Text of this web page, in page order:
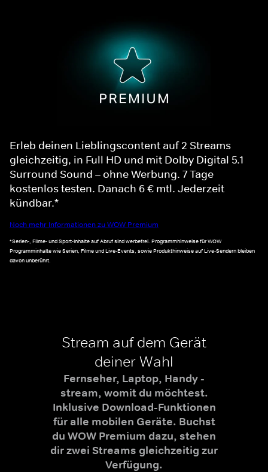
Erleb deinen Lieblingscontent auf 2 Streams
gleichzeitig, in Full HD und mit Dolby Digital 5.1
Surround Sound – ohne Werbung. 7 Tage
kostenlos testen. Danach 6 € mtl. Jederzeit
kündbar.*
Noch mehr Informationen zu WOW Premium
*Serien-, Filme- und Sport-Inhalte auf Abruf sind werbefrei. Programmhinweise für WOW
Programminhalte wie Serien, Filme und Live-Events, sowie Produkthinweise auf Live-Sendern bleiben
davon unberührt.
Stream auf dem Gerät
deiner Wahl
Fernseher, Laptop, Handy -
stream, womit du möchtest.
Inklusive Download-Funktionen
für alle mobilen Geräte. Buchst
du WOW Premium dazu, stehen
dir zwei Streams gleichzeitig zur
Verfügung.